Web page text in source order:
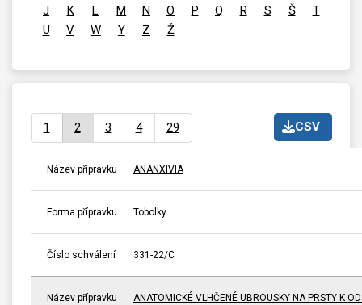
J
K L M N O P Q R S Š
T
U
V W Y Z Ž
CSV
1 2 3 4 29
Název přípravku ANANXIVIA
Forma přípravku Tobolky
Číslo schválení 331-22/C
Název přípravku ANATOMICKÉ VLHČENÉ UBROUSKY NA PRSTY K